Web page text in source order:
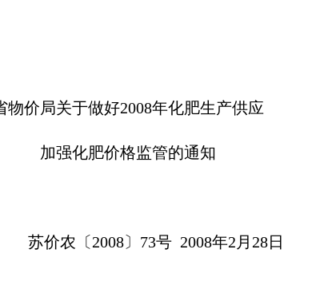
2008年化肥生产供应
监管的通知
号 2008年2月28日